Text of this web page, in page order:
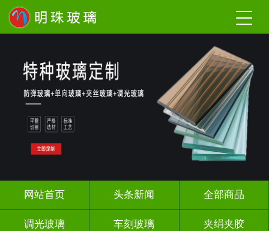
网站首页 头条新闻 全部商品
调光玻璃 车刻玻璃 夹绢夹胶